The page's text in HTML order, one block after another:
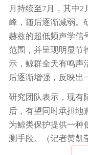
月持续至7月，其中
峰，随后逐渐减弱。
赫兹的超低频声学信
范围，并呈现明显节
示，鲸群全天有鸣声
后逐渐增强，反映出
研究团队表示，现有
后，有望同时承担地
为鲸类保护提供一种
测手段。（记者黄凯